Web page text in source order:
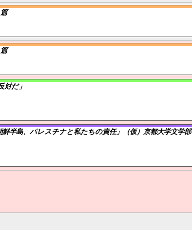
対だ」
半島、パレスチナと私たちの責任」（仮）京都大学文学部